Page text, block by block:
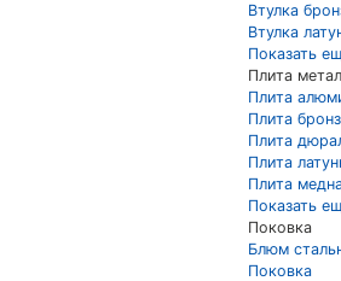
Втулка
Втулка
Показать
Плита
Плита
Плита
Плита
Плита
Плита
Показать
Поковка
Блюм
Поковка